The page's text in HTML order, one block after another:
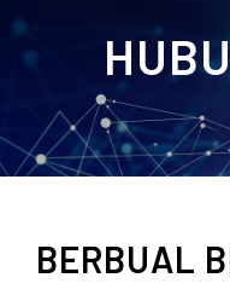
BERBUAL